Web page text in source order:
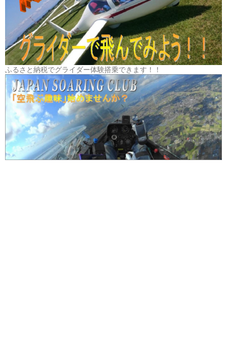
ふるさと納税でグライダー体験搭乗できます！！